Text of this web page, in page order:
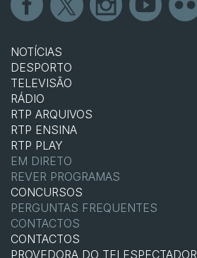
NOTÍCIAS
DESPORTO
TELEVISÃO
RÁDIO
RTP ARQUIVOS
RTP ENSINA
RTP PLAY
EM DIRETO
REVER PROGRAMAS
CONCURSOS
PERGUNTAS FREQUENTES
CONTACTOS
CONTACTOS
PROVEDORA DO TELESPECTADOR